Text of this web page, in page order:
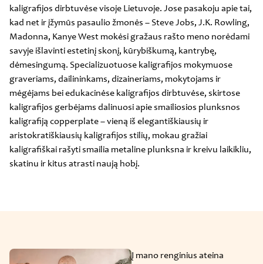
kaligrafijos dirbtuvėse visoje Lietuvoje. Jose pasakoju apie tai,
kad net ir įžymūs pasaulio žmonės – Steve Jobs, J.K. Rowling,
Madonna, Kanye West mokėsi gražaus rašto meno norėdami
savyje išlavinti estetinį skonį, kūrybiškumą, kantrybę,
dėmesingumą. Specializuotuose kaligrafijos mokymuose
graveriams, dailininkams, dizaineriams, mokytojams ir
mėgėjams bei edukacinėse kaligrafijos dirbtuvėse, skirtose
kaligrafijos gerbėjams dalinuosi apie smailiosios plunksnos
kaligrafiją copperplate – vieną iš elegantiškiausių ir
aristokratiškiausių kaligrafijos stilių, mokau gražiai
kaligrafiškai rašyti smailia metaline plunksna ir kreivu laikikliu,
skatinu ir kitus atrasti naują hobį.
Į mano renginius ateina